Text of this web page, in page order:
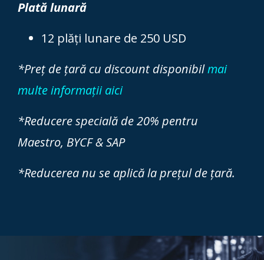
Plată lunară
12 plăți lunare de 250 USD
*Preț de țară cu discount disponibilmai
multe informații aici
*Reducere specială de 20% pentru
Maestro, BYCF & SAP
*Reducerea nu se aplică la prețul de țară.